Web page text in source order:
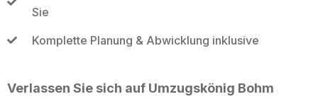
Sie
Komplette Planung & Abwicklung inklusive
Verlassen Sie sich auf Umzugskönig Bohm